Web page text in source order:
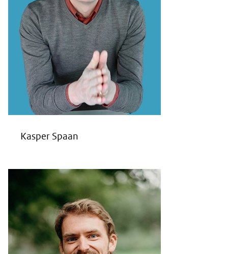
Kasper Spaan